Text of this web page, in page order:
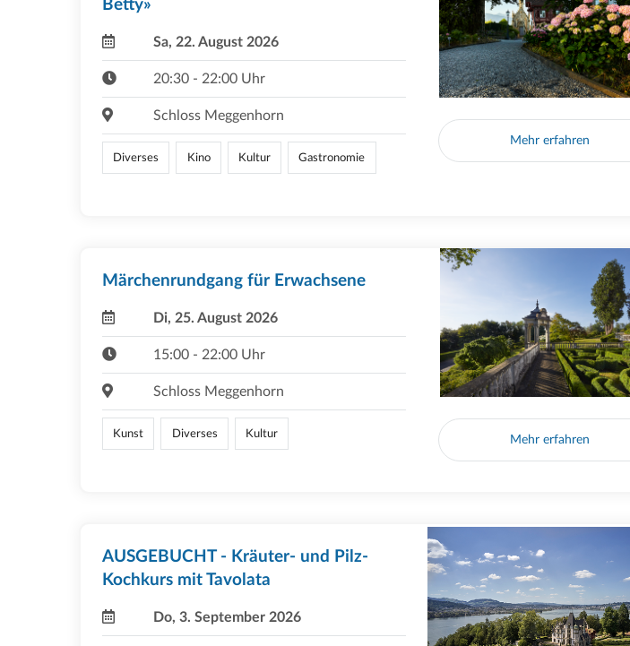
Betty»
Sa, 22. August 2026
20:30 - 22:00 Uhr
Schloss Meggenhorn
Diverses Kino Kultur Gastronomie
Mehr erfahren
Märchenrundgang für Erwachsene
Di, 25. August 2026
15:00 - 22:00 Uhr
Schloss Meggenhorn
Kunst Diverses Kultur Mehr erfahren
AUSGEBUCHT - Kräuter- und Pilz-
Kochkurs mit Tavolata
Do, 3. September 2026